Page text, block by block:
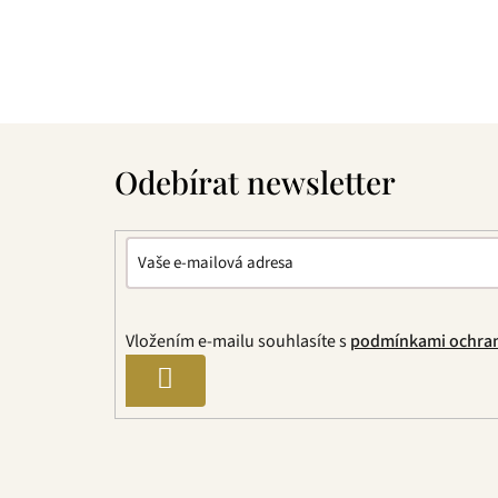
Odebírat newsletter
Vložením e-mailu souhlasíte spodmínkami